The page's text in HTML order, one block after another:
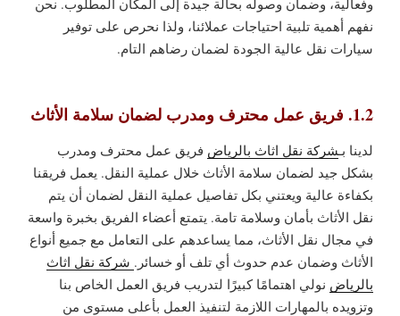
نفهم أهمية تلبية احتياجات عملائنا، ولذا نحرص على توفير
سيارات نقل عالية الجودة لضمان رضاهم التام.
1.2. فريق عمل محترف ومدرب لضمان سلامة الأثاث
لدينا بـشركة نقل اثاث بالرياض فريق عمل محترف ومدرب
بشكل جيد لضمان سلامة الأثاث خلال عملية النقل. يعمل فريقنا
بكفاءة عالية ويعتني بكل تفاصيل عملية النقل لضمان أن يتم
نقل الأثاث بأمان وسلامة تامة. يتمتع أعضاء الفريق بخبرة واسعة
في مجال نقل الأثاث، مما يساعدهم على التعامل مع جميع أنواع
الأثاث وضمان عدم حدوث أي تلف أو خسائر. شركة نقل اثاث
بالرياض نولي اهتمامًا كبيرًا لتدريب فريق العمل الخاص بنا
وتزويده بالمهارات اللازمة لتنفيذ العمل بأعلى مستوى من